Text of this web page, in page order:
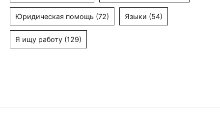
Юридическая помощь (72) Языки (54)
Я ищу работу (129)